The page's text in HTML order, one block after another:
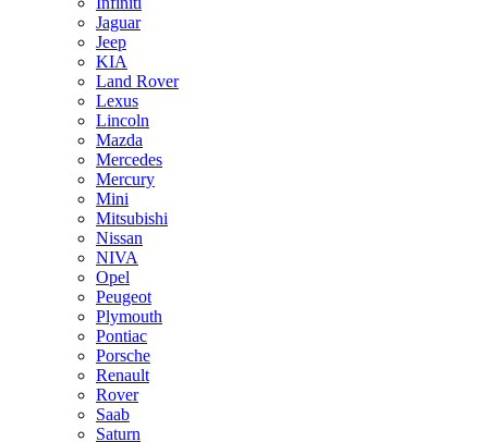
Jaguar
Jeep
KIA
Land Rover
Lexus
Lincoln
Mazda
Mercedes
Mercury
Mini
Mitsubishi
Nissan
NIVA
Opel
Peugeot
Plymouth
Pontiac
Porsche
Renault
Rover
Saab
Saturn